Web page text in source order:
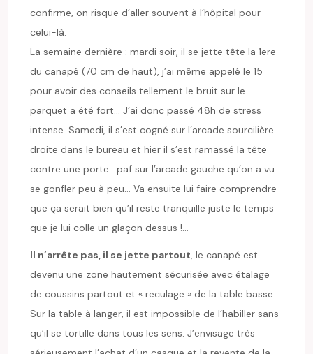
confirme, on risque d’aller souvent à l’hôpital pour
celui-là.
La semaine dernière : mardi soir, il se jette tête la 1ere
du canapé (70 cm de haut), j’ai même appelé le 15
pour avoir des conseils tellement le bruit sur le
parquet a été fort… J’ai donc passé 48h de stress
intense. Samedi, il s’est cogné sur l’arcade sourcilière
droite dans le bureau et hier il s’est ramassé la tête
contre une porte : paf sur l’arcade gauche qu’on a vu
se gonfler peu à peu… Va ensuite lui faire comprendre
que ça serait bien qu’il reste tranquille juste le temps
que je lui colle un glaçon dessus !…
Il n’arrête pas, il se jette partout, le canapé est
devenu une zone hautement sécurisée avec étalage
de coussins partout et « reculage » de la table basse…
Sur la table à langer, il est impossible de l’habiller sans
qu’il se tortille dans tous les sens. J’envisage très